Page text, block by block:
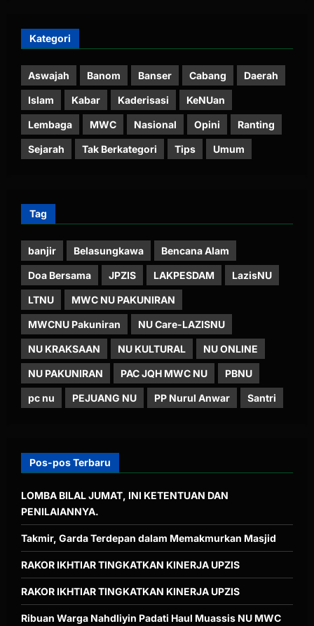
Kategori
Aswajah Banom Banser Cabang Daerah
Islam Kabar Kaderisasi KeNUan
Lembaga MWC Nasional Opini Ranting
Sejarah Tak Berkategori Tips Umum
Tag
banjir Belasungkawa Bencana Alam
Doa Bersama JPZIS LAKPESDAM LazisNU
LTNU MWC NU PAKUNIRAN
MWCNU Pakuniran NU Care-LAZISNU
NU KRAKSAAN NU KULTURAL NU ONLINE
NU PAKUNIRAN PAC JQH MWC NU PBNU
pc nu PEJUANG NU PP Nurul Anwar Santri
Pos-pos Terbaru
LOMBA BILAL JUMAT, INI KETENTUAN DAN
PENILAIANNYA.
Takmir, Garda Terdepan dalam Memakmurkan Masjid
RAKOR IKHTIAR TINGKATKAN KINERJA UPZIS
RAKOR IKHTIAR TINGKATKAN KINERJA UPZIS
Ribuan Warga Nahdliyin Padati Haul Muassis NU MWC